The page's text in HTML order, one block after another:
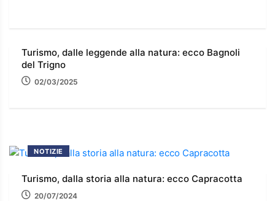
Turismo, dalle leggende alla natura: ecco Bagnoli
del Trigno
02/03/2025
NOTIZIE
Turismo, dalla storia alla natura: ecco Capracotta
20/07/2024